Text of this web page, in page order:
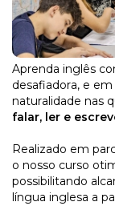
Aprenda inglês
desafiadora, e
naturalidade nas
falar, ler e
Realizado em
o nosso curso
possibilitando
língua inglesa a